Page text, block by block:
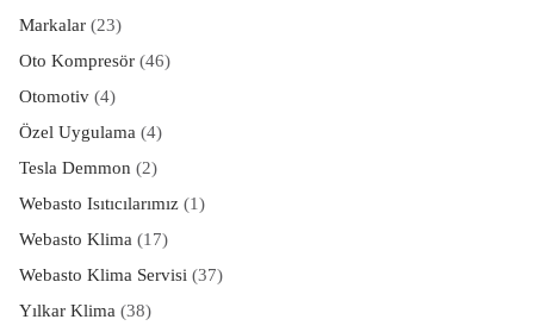
Markalar(23)
Oto Kompresör(46)
Otomotiv(4)
Özel Uygulama (4)
Tesla Demmon (2)
Webasto Isıtıcılarımız(1)
Webasto Klima (17)
Webasto Klima Servisi (37)
Yılkar Klima (38)